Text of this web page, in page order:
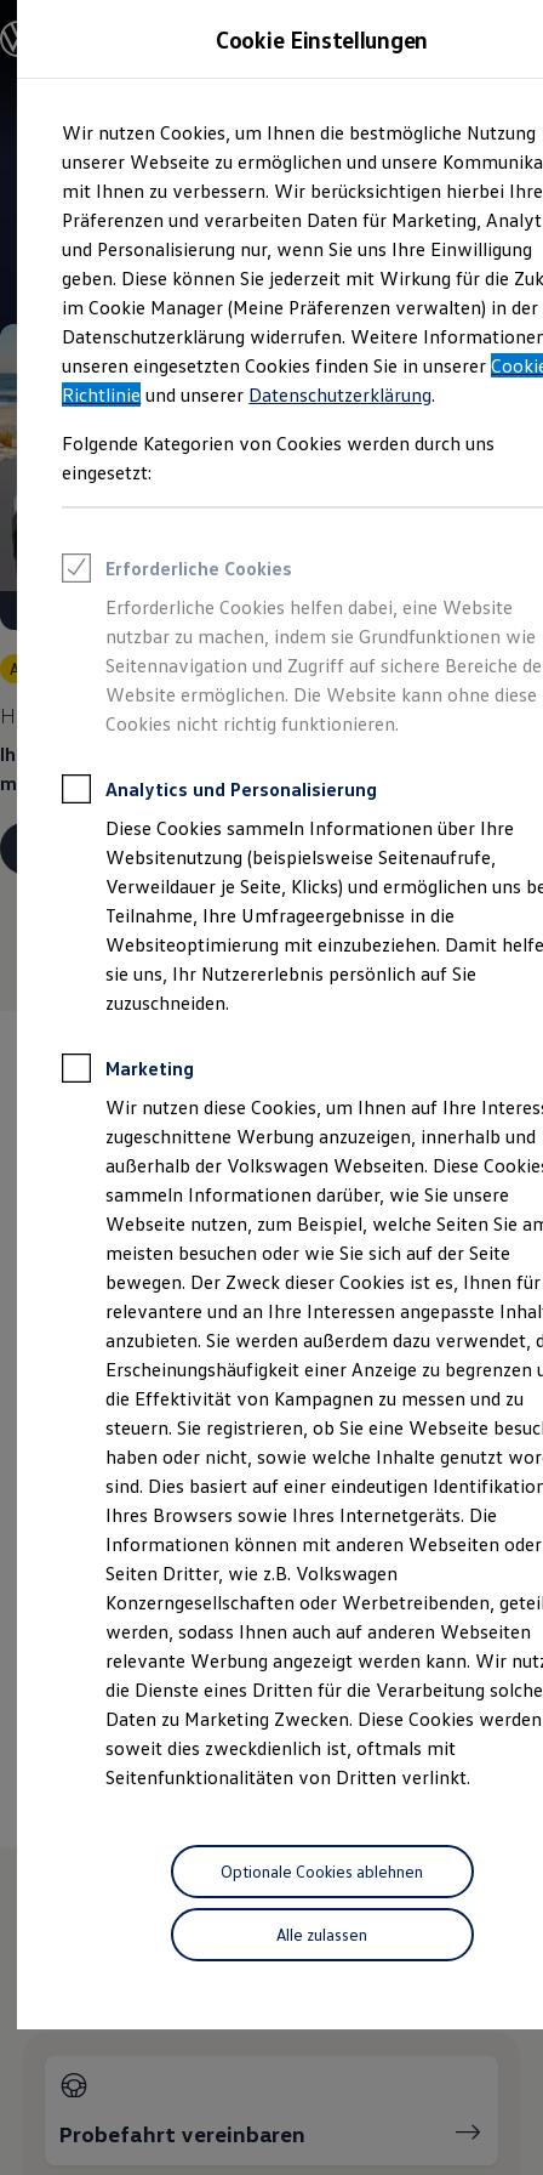
Hauptinhalt
springen
Footer
springen
Modelle und Konfigurator
Modelle vergleichen
Elektroautos
ENERGY Sondermodelle
Nutzfahrzeuge
SUV und CUV
Familienautos
Kombis
Kompaktwagen
Sportwagen
Schnell verfügbare Fahrzeuge
Angebote und Produkte
Aktuelle Angebote
E-Auto-Förderung
Volkswagen Marktplatz
Junge Gebrauchtwagen und Gebrauchtwagen
Volkswagen Zertifizierte Gebrauchtwagen
Zubehör- und Serviceangebote
Leasing
Leasing-Angebote
Gebrauchtwagen Leasing
Junge Gebrauchtwagen-Leasing
Elektroauto Leasing
Kleinwagen-Leasing
Leasing ohne Anzahlung
Finanzierung
Kfz-Versicherung
Restschuldversicherungen
Garantien
Wartungsverträge
Geschäftskunden
Professional Class bei Volkswagen
Großkunden
Behörden
Direktkunden
Sonderfahrzeuge
Anpfiff zum Gewinn
Elektroautos
ID. Tutorials
Elektrofahrzeugkonzepte
Reichweite
Reichweite der ID. Modelle
Reichweite im Winter
Laden
Laden unterwegs
Laden Zuhause
Ladestationen finden
Ladezeitensimulator
Batterie
Sicherheit
Garantie und Lebensdauer
Nachhaltigkeit
Technologie
Kosten und Kauf
Verbrauchskosten
Kaufoptionen
E-Auto-Förderung
Software und Konnektivität
ID. Software Versionen und Updates
Digitale Extras
Schnittstellen zu Ihrem ID.
Hybridautos
Marke und Erlebnis
Volkswagen R und R Experience
R-Modelle
Driving Experience
Volkswagen entdecken
Lifestyle Shop
T-Roc Kollektion
Golf Kollektion
ID. Kollektion
Volkswagen Kollektion
R-Kollektion
Service und Ersatzteile
Inspektion und HU/AU
Verkauf und Service
Autohaus Wolfsburg Hotz
und Heitmann
4.8| 1119 Bewertungen
Angebot gültig bis 30.09.2026 Privatkunden
Heiß begehrt. Perfekt kalkuliert.
Ihr Traumauto? Heiß begehrt. Ihre Leasingrate? Eiskalt
machbar.
Details ansehen
Verantwortlich für die Inhalte auf dieser Seite ist die Autohaus
Wolfsburg Hotz und Heitmann GmbH & Co. KG
Heinrich-Nordhoff-Str. 119-123, 38440
Wolfsburg
info@autohaus-wolfsburg.de
+49 5361 2040
Über WhatsApp kontaktieren
Montag -Freitag 07:00-18:00 Uhr
Samstag
09:00 -13:00 Uhr
Sonntag
Geschlossen
Ansprechpartner
Wie können wir
Probefahrt vereinbaren
Cookie Einstellungen
Wir nutzen Cookies, um Ihnen die bestmögliche Nutzung
unserer Webseite zu ermöglichen und unsere
mit Ihnen zu verbessern. Wir berücksichtigen hierbei Ihre
Präferenzen und verarbeiten Daten für Marketing,
und Personalisierung nur, wenn Sie uns Ihre Einwilligung
geben. Diese können Sie jederzeit mit Wirkung für die
im Cookie Manager (Meine Präferenzen verwalten) in der
Datenschutzerklärung widerrufen. Weitere
unseren eingesetzten Cookies finden Sie in unserer
Richtlinie und unserer Datenschutzerklärung.
Folgende Kategorien von Cookies werden durch uns
eingesetzt:
Erforderliche Cookies
Erforderliche Cookies helfen dabei, eine Website
nutzbar zu machen, indem sie Grundfunktionen wie
Seitennavigation und Zugriff auf sichere Bereiche
Website ermöglichen. Die Website kann ohne diese
Cookies nicht richtig funktionieren.
Analytics und Personalisierung
Diese Cookies sammeln Informationen über Ihre
Websitenutzung (beispielsweise Seitenaufrufe,
Verweildauer je Seite, Klicks) und ermöglichen uns
Teilnahme, Ihre Umfrageergebnisse in die
Websiteoptimierung mit einzubeziehen. Damit
sie uns, Ihr Nutzererlebnis persönlich auf Sie
zuzuschneiden.
Marketing
Wir nutzen diese Cookies, um Ihnen auf Ihre
zugeschnittene Werbung anzuzeigen, innerhalb und
außerhalb der Volkswagen Webseiten. Diese
sammeln Informationen darüber, wie Sie unsere
Webseite nutzen, zum Beispiel, welche Seiten Sie
meisten besuchen oder wie Sie sich auf der Seite
bewegen. Der Zweck dieser Cookies ist es, Ihnen für
relevantere und an Ihre Interessen angepasste
anzubieten. Sie werden außerdem dazu verwendet,
Erscheinungshäufigkeit einer Anzeige zu begrenzen
die Effektivität von Kampagnen zu messen und zu
steuern. Sie registrieren, ob Sie eine Webseite
haben oder nicht, sowie welche Inhalte genutzt
sind. Dies basiert auf einer eindeutigen
Ihres Browsers sowie Ihres Internetgeräts. Die
Informationen können mit anderen Webseiten oder
Seiten Dritter, wie z.B. Volkswagen
Konzerngesellschaften oder Werbetreibenden,
werden, sodass Ihnen auch auf anderen Webseiten
relevante Werbung angezeigt werden kann. Wir
die Dienste eines Dritten für die Verarbeitung
Daten zu Marketing Zwecken. Diese Cookies
soweit dies zweckdienlich ist, oftmals mit
Seitenfunktionalitäten von Dritten verlinkt.
Alle zulassen
Optionale Cookies ablehnen